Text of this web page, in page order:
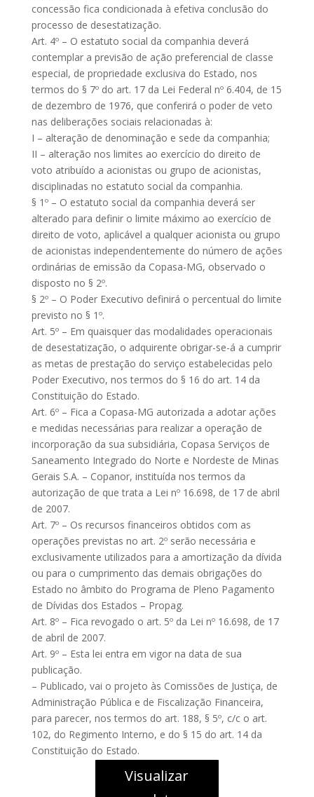
concessão fica condicionada à efetiva conclusão do
processo de desestatização.
Art. 4º – O estatuto social da companhia deverá
contemplar a previsão de ação preferencial de classe
especial, de propriedade exclusiva do Estado, nos
termos do § 7º do art. 17 da Lei Federal nº 6.404, de 15
de dezembro de 1976, que conferirá o poder de veto
nas deliberações sociais relacionadas à:
I – alteração de denominação e sede da companhia;
II – alteração nos limites ao exercício do direito de
voto atribuído a acionistas ou grupo de acionistas,
disciplinadas no estatuto social da companhia.
§ 1º – O estatuto social da companhia deverá ser
alterado para definir o limite máximo ao exercício de
direito de voto, aplicável a qualquer acionista ou grupo
de acionistas independentemente do número de ações
ordinárias de emissão da Copasa-MG, observado o
disposto no § 2º.
§ 2º – O Poder Executivo definirá o percentual do limite
previsto no § 1º.
Art. 5º – Em quaisquer das modalidades operacionais
de desestatização, o adquirente obrigar-se-á a cumprir
as metas de prestação do serviço estabelecidas pelo
Poder Executivo, nos termos do § 16 do art. 14 da
Constituição do Estado.
Art. 6º – Fica a Copasa-MG autorizada a adotar ações
e medidas necessárias para realizar a operação de
incorporação da sua subsidiária, Copasa Serviços de
Saneamento Integrado do Norte e Nordeste de Minas
Gerais S.A. – Copanor, instituída nos termos da
autorização de que trata a Lei nº 16.698, de 17 de abril
de 2007.
Art. 7º – Os recursos financeiros obtidos com as
operações previstas no art. 2º serão necessária e
exclusivamente utilizados para a amortização da dívida
ou para o cumprimento das demais obrigações do
Estado no âmbito do Programa de Pleno Pagamento
de Dívidas dos Estados – Propag.
Art. 8º – Fica revogado o art. 5º da Lei nº 16.698, de 17
de abril de 2007.
Art. 9º – Esta lei entra em vigor na data de sua
publicação.
– Publicado, vai o projeto às Comissões de Justiça, de
Administração Pública e de Fiscalização Financeira,
para parecer, nos termos do art. 188, § 5º, c/c o art.
102, do Regimento Interno, e do § 15 do art. 14 da
Constituição do Estado.
Visualizar